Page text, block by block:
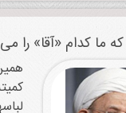
ما کدام «آقا» را